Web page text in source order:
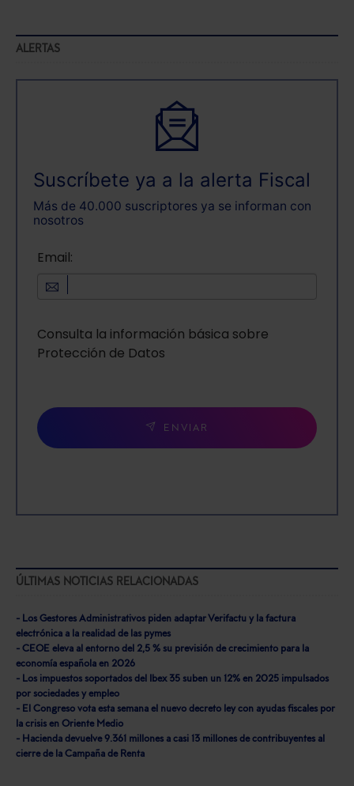
ALERTAS
Suscríbete ya a la alerta Fiscal
Más de 40.000 suscriptores ya se informan con
nosotros
Email:
Consulta la información básica sobre
Protección de Datos
ENVIAR
ÚLTIMAS NOTICIAS RELACIONADAS
- Los Gestores Administrativos piden adaptar Verifactu y la factura
electrónica a la realidad de las pymes
- CEOE eleva al entorno del 2,5 % su previsión de crecimiento para la
economía española en 2026
- Los impuestos soportados del Ibex 35 suben un 12% en 2025 impulsados
por sociedades y empleo
- El Congreso vota esta semana el nuevo decreto ley con ayudas fiscales por
la crisis en Oriente Medio
- Hacienda devuelve 9.361 millones a casi 13 millones de contribuyentes al
cierre de la Campaña de Renta